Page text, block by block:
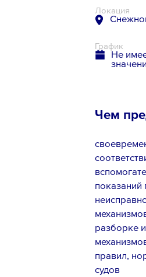
Локация
График
Не
Чем
показаний
разборке
правил,
судов